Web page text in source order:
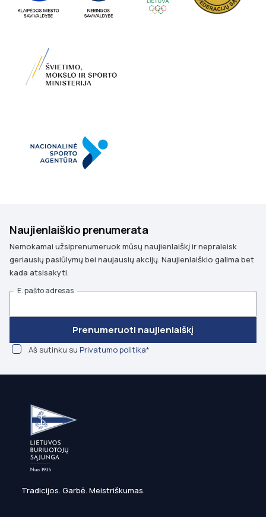
Naujienlaiškio prenumerata
Nemokamai užsiprenumeruok mūsų naujienlaiškį ir nepraleisk
geriausių pasiūlymų bei naujausių akcijų. Naujienlaiškio galima bet
kada atsisakyti.
E. pašto adresas
Prenumeruoti naujienlaiškį
Aš sutinku su Privatumo politika*
Tradicijos. Garbė. Meistriškumas.